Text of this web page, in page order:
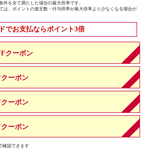
件を全て満たした場合の最大倍率です。
は、ポイントの進呈数・付与倍率が最大倍率より少なくなる場合が
でお支払ならポイント3倍
クーポン
ーポン
ーポン
ーポン
確認できます